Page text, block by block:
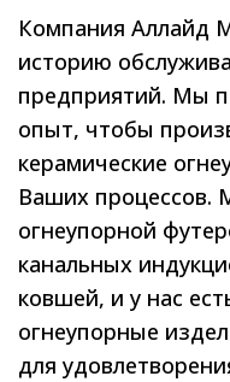
Компания Аллайд
историю
предприятий. Мы
опыт, чтобы
керамические
Ваших процессов.
огнеупорной
канальных
ковшей, и у нас
огнеупорные
для